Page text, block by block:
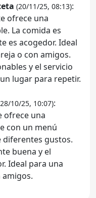
(20/11/25, 08:13):
ofrece una
La comida es
es acogedor. Ideal
o con amigos.
y el servicio
lugar para repetir.
10/25, 10:07):
ofrece una
con un menú
diferentes gustos.
buena y el
Ideal para una
amigos.